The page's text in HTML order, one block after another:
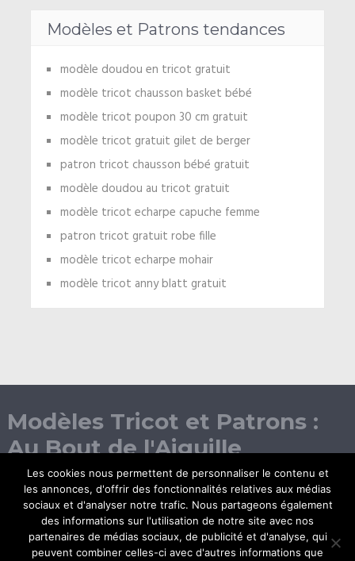
Modèles et Patrons tendances
modèle doudou en tricot gratuit
modèle tricot chausson basket bébé
modèle tricot poupon 30 cm gratuit
modèle tricot gratuit gilet de berger
patron tricot chausson bébé gratuit
modèle doudou au tricot gratuit
modèle tricot echarpe capuche femme
patron tricot gratuit robe fille
modèle tricot echarpe mohair
modèle tricot anny blatt gratuit
Modèles Tricot et Patrons :
Au Bout de l'Aiguille
Les cookies nous permettent de personnaliser le contenu et
les annonces, d'offrir des fonctionnalités relatives aux médias
sociaux et d'analyser notre trafic. Nous partageons également
des informations sur l'utilisation de notre site avec nos
partenaires de médias sociaux, de publicité et d'analyse, qui
peuvent combiner celles-ci avec d'autres informations que